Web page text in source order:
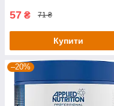
57 ₴ 71 ₴
Купити
–20%